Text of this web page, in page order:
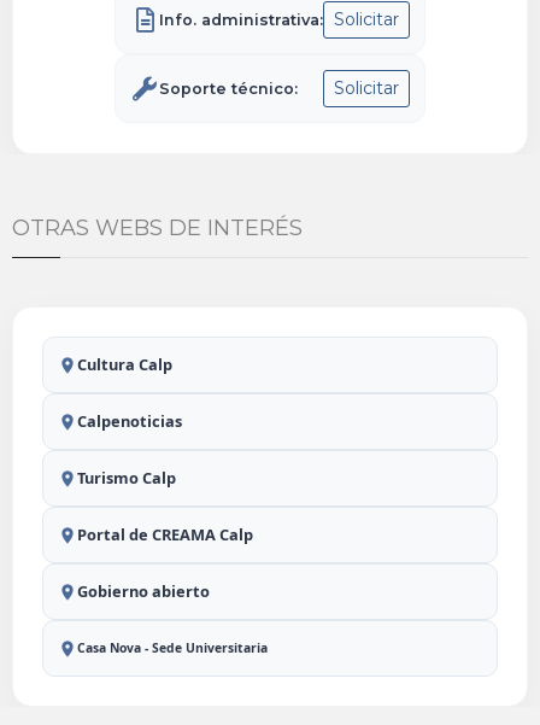
Info. administrativa: Solicitar
Soporte técnico: Solicitar
OTRAS WEBS DE INTERÉS
Cultura Calp
Calpenoticias
Turismo Calp
Portal de CREAMA Calp
Gobierno abierto
Casa Nova - Sede Universitaria